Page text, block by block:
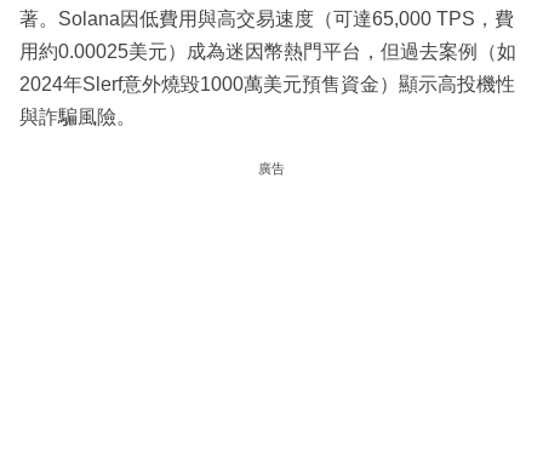
著。Solana因低費用與高交易速度（可達65,000 TPS，費
用約0.00025美元）成為迷因幣熱門平台，但過去案例（如
2024年Slerf意外燒毀1000萬美元預售資金）顯示高投機性
與詐騙風險。
廣告